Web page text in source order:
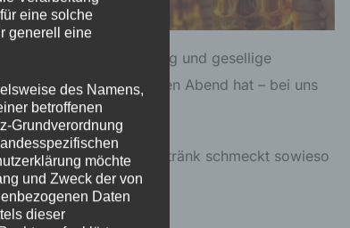
gute Stimmung und gesellige
Lust auf einen lockeren Abend hat – bei uns
und das Feierabendgetränk schmeckt sowieso
eine solche
generell eine
des Namens,
betroffenen
Grundverordnung
möchte
und Zweck der von
Daten
dieser